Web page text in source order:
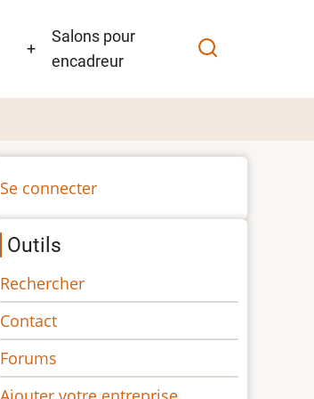
+
Salons pour
encadreur
Menu
compte
de
l'utilisateur
Se connecter
Outils
Rechercher
Contact
Forums